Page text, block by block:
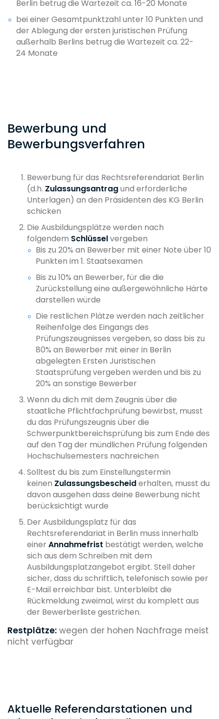
Berlin betrug die Wartezeit ca. 16-20 Monate
bei einer Gesamtpunktzahl unter 10 Punkten und
der Ablegung der ersten juristischen Prüfung
außerhalb Berlins betrug die Wartezeit ca. 22-
24 Monate
Bewerbung und
Bewerbungsverfahren
Bewerbung für das Rechtsreferendariat Berlin
(d.h. Zulassungsantragund erforderliche
Unterlagen) an den Präsidenten des KG Berlin
schicken
Die Ausbildungsplätze werden nach
folgendem Schlüsselvergeben
Bis zu 20% an Bewerber mit einer Note über 10
Punkten im 1. Staatsexamen
Bis zu 10% an Bewerber, für die die
Zurückstellung eine außergewöhnliche Härte
darstellen würde
Die restlichen Plätze werden nach zeitlicher
Reihenfolge des Eingangs des
Prüfungszeugnisses vergeben, so dass bis zu
80% an Bewerber mit einer in Berlin
abgelegten Ersten Juristischen
Staatsprüfung vergeben werden und bis zu
20% an sonstige Bewerber
Wenn du dich mit dem Zeugnis über die
staatliche Pflichtfachprüfung bewirbst, musst
du das Prüfungszeugnis über die
Schwerpunktbereichsprüfung bis zum Ende des
auf den Tag der mündlichen Prüfung folgenden
Hochschulsemesters nachreichen
Solltest du bis zum Einstellungstermin
keinen Zulassungsbescheiderhalten, musst du
davon ausgehen dass deine Bewerbung nicht
berücksichtigt wurde
Der Ausbildungsplatz für das
Rechtsreferendariat in Berlin muss innerhalb
einerAnnahmefrist bestätigt werden, welche
sich aus dem Schreiben mit dem
Ausbildungsplatzangebot ergibt. Stell daher
sicher, dass du schriftlich, telefonisch sowie per
E-Mail erreichbar bist. Unterbleibt die
Rückmeldung zweimal, wirst du komplett aus
der Bewerberliste gestrichen.
Restplätze: wegen der hohen Nachfrage meist
nicht verfügbar
Aktuelle Referendarstationen und